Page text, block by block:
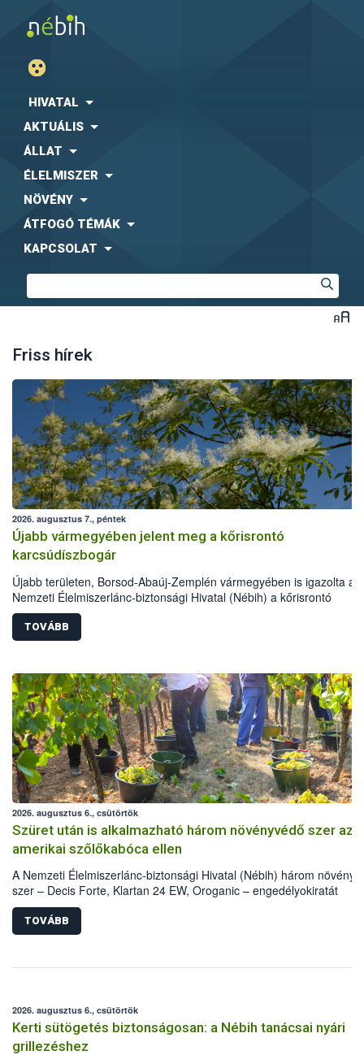
HIVATAL
AKTUÁLIS
ÁLLAT
ÉLELMISZER
NÖVÉNY
ÁTFOGÓ TÉMÁK
KAPCSOLAT
Friss hírek
2026. augusztus 7., péntek
Újabb vármegyében jelent meg a kőrisrontó
karcsúdíszbogár
Újabb területen, Borsod-Abaúj-Zemplén vármegyében is igazolta a
Nemzeti Élelmiszerlánc-biztonsági Hivatal (Nébih) a kőrisrontó
karcsúdíszbogár (Agrilus planipennis) jelenlétét. A kártevőt nem
színcsapdában találták meg, de már fertőzött fában is
növényvédelmi szakemberek folytatják az intenzív felderítést,
megállítása érdekében.
TOVÁBB
2026. augusztus 6., csütörtök
Szüret után is alkalmazható három növényvédő szer az
amerikai szőlőkabóca ellen
A Nemzeti Élelmiszerlánc-biztonsági Hivatal (Nébih) három
szer – Decis Forte, Klartan 24 EW, Oroganic – engedélyokiratát
módosította, így azok a szüretet követően, egészen a
(BBCH 91) stádiumáig felhasználhatóak a szőlőben. A kiterjesztések
célja, hogy a korai érésű szőlőkben is legyen lehetőség a károsító
felhasználók számára is elérhető és ökológiai termesztésben is
TOVÁBB
2026. augusztus 6., csütörtök
Kerti sütögetés biztonságosan: a Nébih tanácsai nyári
grillezéshez